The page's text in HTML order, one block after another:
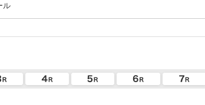
ル